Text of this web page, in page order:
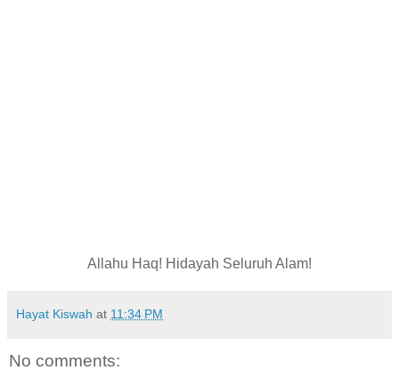
Allahu Haq! Hidayah Seluruh Alam!
Hayat Kiswah at 11:34 PM
No comments: